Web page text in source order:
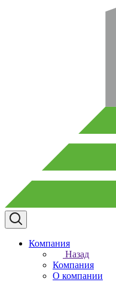
Компания
Назад
Компания
О компании